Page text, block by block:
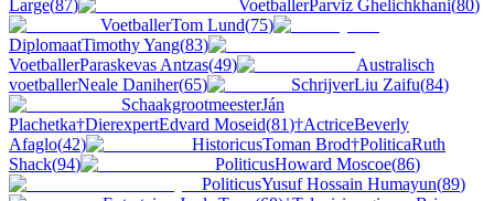
Large(87) VoetballerParviz Ghelichkhani(80)
VoetballerTom Lund(75)
DiplomaatTimothy Yang(83)
VoetballerParaskevas Antzas(49)
Australisch
voetballerNeale Daniher(65) SchrijverLiu Zaifu(84)
SchaakgrootmeesterJán
Plachetka†DierexpertEdvard Moseid(81)†ActriceBeverly
Afaglo(42) HistoricusToman Brod†PoliticaRuth
Shack(94) PoliticusHoward Moscoe(86)
PoliticusYusuf Hossain Humayun(89)